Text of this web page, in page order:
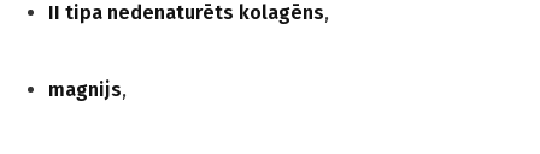
II tipa nedenaturēts kolagēns,
magnijs,